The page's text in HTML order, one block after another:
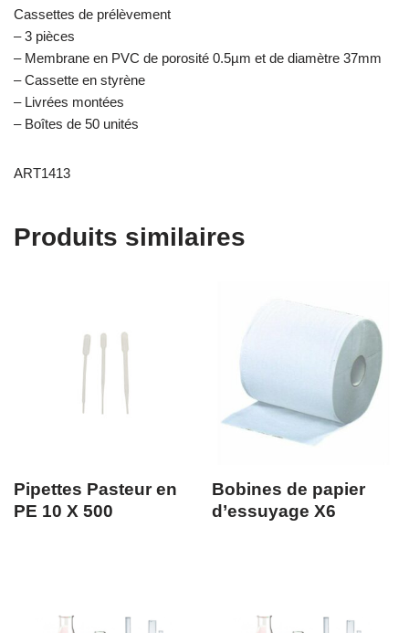
Cassettes de prélèvement
– 3 pièces
– Membrane en PVC de porosité 0.5µm et de diamètre 37mm
– Cassette en styrène
– Livrées montées
– Boîtes de 50 unités
ART1413
Produits similaires
Pipettes Pasteur en
PE 10 X 500
Bobines de papier
d’essuyage X6